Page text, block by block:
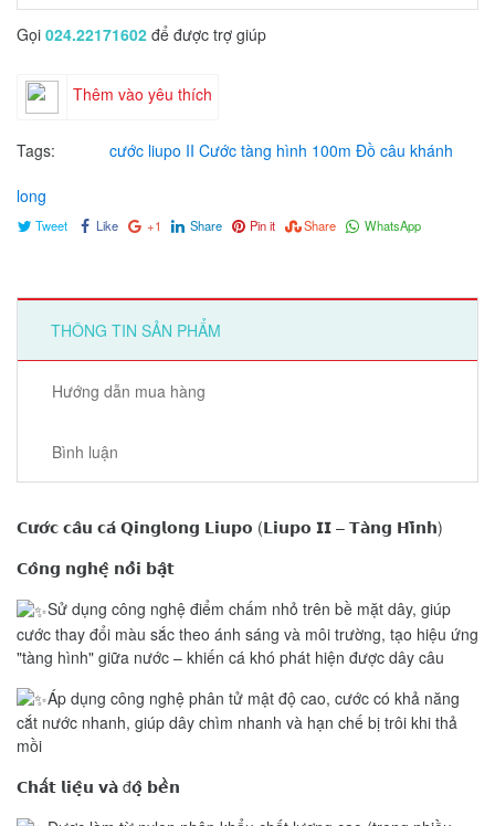
Gọi 024.22171602 để được trợ giúp
Thêm vào yêu thích
Tags: cước liupo II Cước tàng hình 100m Đồ câu khánh
long
Tweet Like +1 Share Pin it Share WhatsApp
THÔNG TIN SẢN PHẨM
Hướng dẫn mua hàng
Bình luận
𝗖𝘂̛𝗼̛́𝗰 𝗰𝗮̂𝘂 𝗰𝗮́ 𝗤𝗶𝗻𝗴𝗹𝗼𝗻𝗴 𝗟𝗶𝘂𝗽𝗼 (𝗟𝗶𝘂𝗽𝗼 𝗜𝗜 – 𝗧𝗮̀𝗻𝗴 𝗛𝗶̀𝗻𝗵)
𝗖𝗼̂𝗻𝗴 𝗻𝗴𝗵𝗲̣̂ 𝗻𝗼̂̉𝗶 𝗯𝗮̣̂𝘁
Sử dụng công nghệ điểm chấm nhỏ trên bề mặt dây, giúp
cước thay đổi màu sắc theo ánh sáng và môi trường, tạo hiệu ứng
"tàng hình" giữa nước – khiến cá khó phát hiện được dây câu
Áp dụng công nghệ phân tử mật độ cao, cước có khả năng
cắt nước nhanh, giúp dây chìm nhanh và hạn chế bị trôi khi thả
mồi
𝗖𝗵𝗮̂́𝘁 𝗹𝗶𝗲̣̂𝘂 𝘃𝗮̀ đ𝗼̣̂ 𝗯𝗲̂̀𝗻